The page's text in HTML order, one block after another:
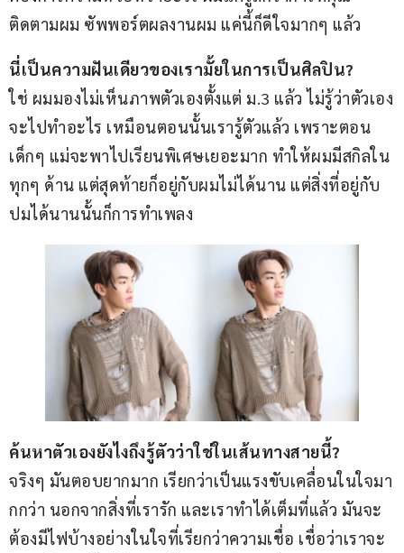
ติดตามผม ซัพพอร์ตผลงานผม แค่นี้ก็ดีใจมากๆ แล้ว
นี่เป็นความฝันเดียวของเรามั้ยในการเป็นศิลปิน?
ใช่ ผมมองไม่เห็นภาพตัวเองตั้งแต่ ม.3 แล้ว ไม่รู้ว่าตัวเอง
จะไปทำอะไร เหมือนตอนนั้นเรารู้ตัวแล้ว เพราะตอน
เด็กๆ แม่จะพาไปเรียนพิเศษเยอะมาก ทำให้ผมมีสกิลใน
ทุกๆ ด้าน แต่สุดท้ายก็อยู่กับผมไม่ได้นาน แต่สิ่งที่อยู่กับ
ปมได้นานนั้นก็การทำเพลง
ค้นหาตัวเองยังไงถึงรู้ตัวว่าใช่ในเส้นทางสายนี้?
จริงๆ มันตอบยากมาก เรียกว่าเป็นแรงขับเคลื่อนในใจมา
กกว่า นอกจากสิ่งที่เรารัก และเราทำได้เต็มที่แล้ว มันจะ
ต้องมีไฟบ้างอย่างในใจที่เรียกว่าความเชื่อ เชื่อว่าเราจะ